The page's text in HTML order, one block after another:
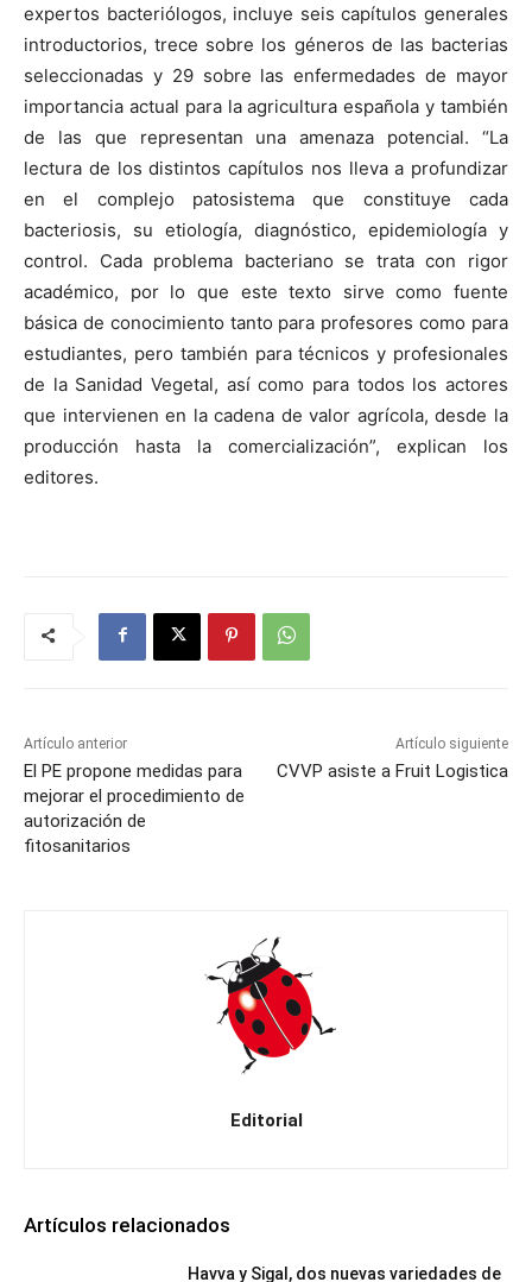
expertos bacteriólogos, incluye seis capítulos generales
introductorios, trece sobre los géneros de las bacterias
seleccionadas y 29 sobre las enfermedades de mayor
importancia actual para la agricultura española y también
de las que representan una amenaza potencial. “La
lectura de los distintos capítulos nos lleva a profundizar
en el complejo patosistema que constituye cada
bacteriosis, su etiología, diagnóstico, epidemiología y
control. Cada problema bacteriano se trata con rigor
académico, por lo que este texto sirve como fuente
básica de conocimiento tanto para profesores como para
estudiantes, pero también para técnicos y profesionales
de la Sanidad Vegetal, así como para todos los actores
que intervienen en la cadena de valor agrícola, desde la
producción hasta la comercialización”, explican los
editores.
Artículo anterior
El PE propone medidas para
mejorar el procedimiento de
autorización de
fitosanitarios
Artículo siguiente
CVVP asiste a Fruit Logistica
Editorial
Artículos relacionados
Havva y Sigal, dos nuevas variedades de